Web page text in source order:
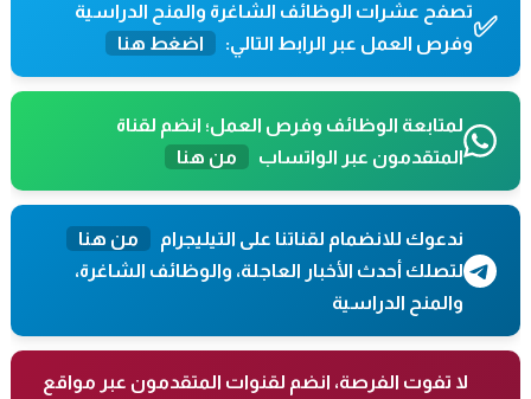
✅تصفح عشرات الوظائف الشاغرة والمنح الدراسية
وفرص العمل عبر الرابط التالي:
اضغط هنا
لمتابعة الوظائف وفرص العمل؛ انضم لقناة
المتقدمون عبر الواتساب
من هنا
ندعوك للانضمام لقناتنا على التيليجرام
من هنا
لتصلك أحدث الأخبار العاجلة، والوظائف الشاغرة،
والمنح الدراسية
لا تفوت الفرصة، انضم لقنوات المتقدمون عبر مواقع